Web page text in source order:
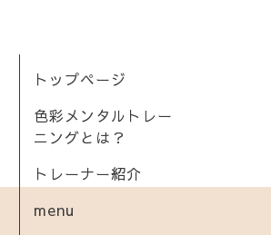
トップページ
色彩メンタルトレー
ニングとは？
トレーナー紹介
menu